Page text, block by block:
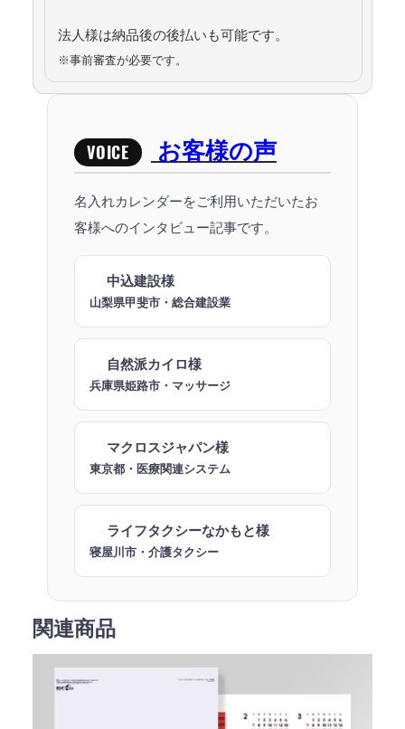
法人様は納品後の後払いも可能です。
※事前審査が必要です。
VOICE お客様の声
名入れカレンダーをご利用いただいたお
客様へのインタビュー記事です。
中込建設様
山梨県甲斐市・総合建設業
自然派カイロ様
兵庫県姫路市・マッサージ
マクロスジャパン様
東京都・医療関連システム
ライフタクシーなかもと様
寝屋川市・介護タクシー
関連商品